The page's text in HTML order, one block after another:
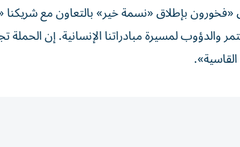
بإطلاق «نسمة خير» بالتعاون مع
والدؤوب لمسيرة مبادراتنا الإنسانية. إن الحملة